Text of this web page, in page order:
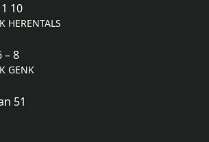
10
HERENTALS
– 8
GENK
51